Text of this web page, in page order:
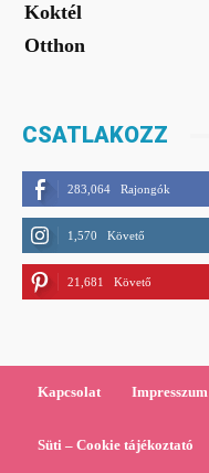
Koktél
Otthon
CSATLAKOZZ
283,064 Rajongók
1,570 Követő
21,681 Követő
Kapcsolat Impresszum
Süti – Cookie tájékoztató